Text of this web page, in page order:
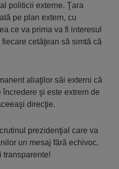
politicii externe. Ţara
pe plan extern, cu
ce va prima va fi interesul
cetăţean să simtă că
aliaţilor săi externi că
şi este extrem de
direcţie.
prezidenţial care va
un mesaj fără echivoc.
transparente!